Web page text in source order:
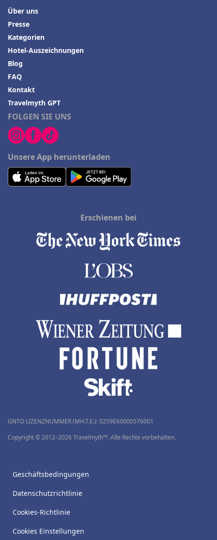
FOLGEN SIE UNS
Unsere App herunterladen
Über uns
Presse
Kategorien
Hotel-Auszeichnungen
Blog
FAQ
Kontakt
Travelmyth GPT
Erschienen bei
GNTO LIZENZNUMMER (MH.T.E.): 0259Ε60000576001
Copyright © 2012–2026 Travelmyth™. Alle Rechte vorbehalten.
Geschäftsbedingungen
Datenschutzrichtlinie
Cookies-Richtlinie
Cookies Einstellungen